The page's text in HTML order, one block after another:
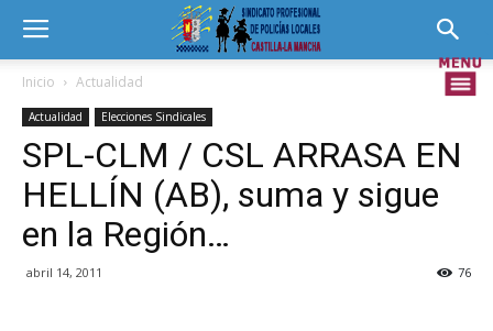
Inicio Actualidad
Actualidad Elecciones Sindicales
SPL-CLM / CSL ARRASA EN
HELLÍN (AB), suma y sigue
en la Región…
abril 14, 2011 76